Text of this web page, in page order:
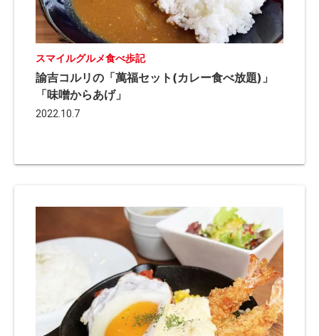
スマイルグルメ食べ歩記
諭吉コルリの「萬福セット(カレー食べ放題)」
「味噌からあげ」
2022.10.7